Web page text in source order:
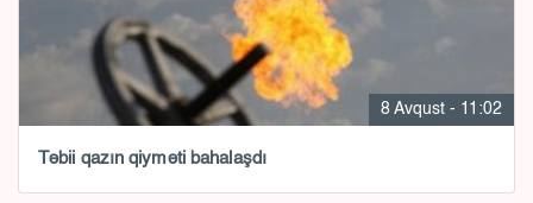
8 Avqust - 11:02
Təbii qazın qiyməti bahalaşdı